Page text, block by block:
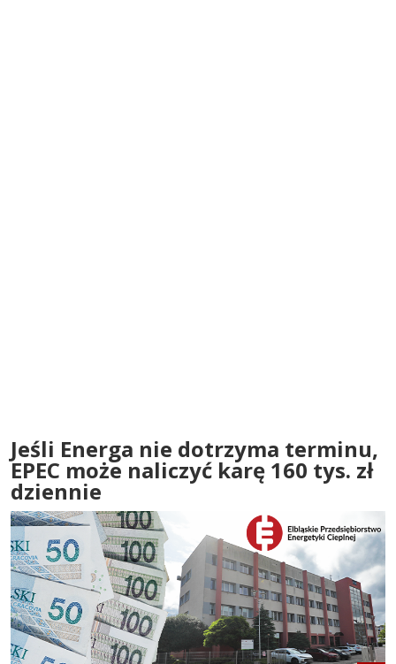
Jeśli Energa nie dotrzyma terminu,
EPEC może naliczyć karę 160 tys. zł
dziennie